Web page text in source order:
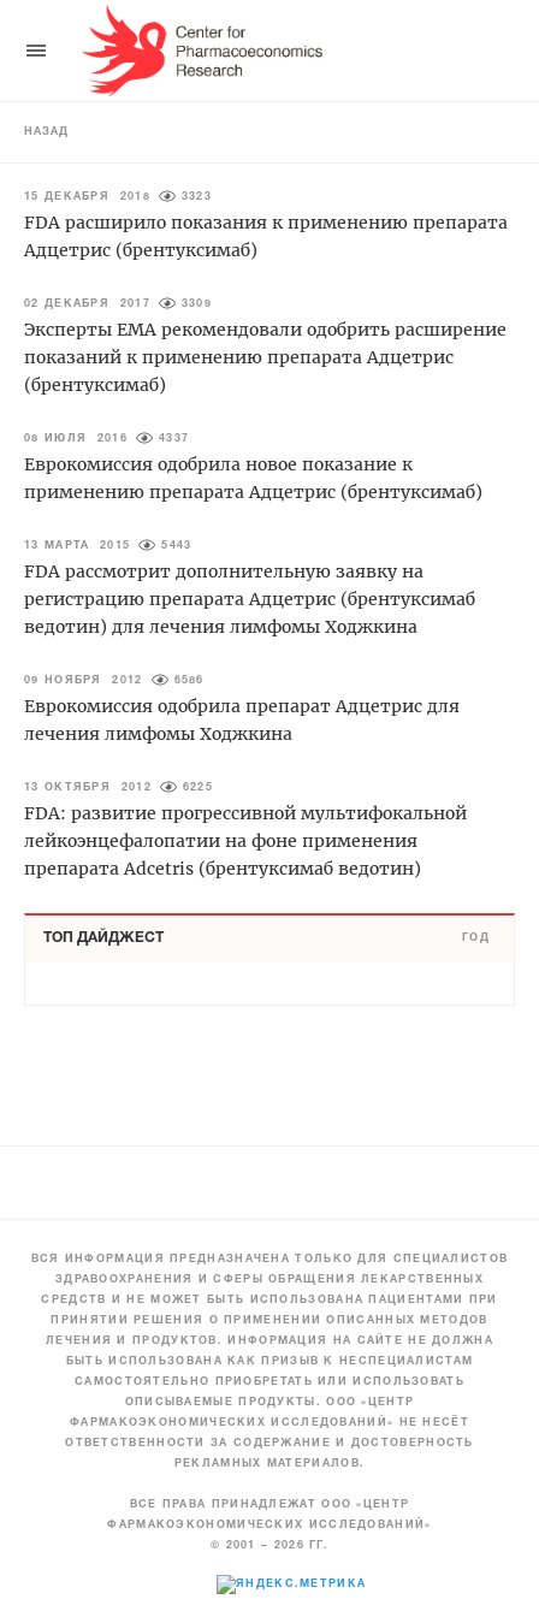
НАЗАД
15 ДЕКАБРЯ 2018 3323
FDA расширило показания к применению препарата
Адцетрис (брентуксимаб)
02 ДЕКАБРЯ 2017 3309
Эксперты ЕМА рекомендовали одобрить расширение
показаний к применению препарата Адцетрис
(брентуксимаб)
08 ИЮЛЯ 2016 4337
Еврокомиссия одобрила новое показание к
применению препарата Адцетрис (брентуксимаб)
13 МАРТА 2015 5443
FDA рассмотрит дополнительную заявку на
регистрацию препарата Адцетрис (брентуксимаб
ведотин) для лечения лимфомы Ходжкина
09 НОЯБРЯ 2012 6586
Еврокомиссия одобрила препарат Адцетрис для
лечения лимфомы Ходжкина
13 ОКТЯБРЯ 2012 6225
FDA: развитие прогрессивной мультифокальной
лейкоэнцефалопатии на фоне применения
препарата Adcetris (брентуксимаб ведотин)
ТОП ДАЙДЖЕСТ ГОД
ВСЯ ИНФОРМАЦИЯ ПРЕДНАЗНАЧЕНА ТОЛЬКО ДЛЯ СПЕЦИАЛИСТОВ
ЗДРАВООХРАНЕНИЯ И СФЕРЫ ОБРАЩЕНИЯ ЛЕКАРСТВЕННЫХ
СРЕДСТВ И НЕ МОЖЕТ БЫТЬ ИСПОЛЬЗОВАНА ПАЦИЕНТАМИ ПРИ
ПРИНЯТИИ РЕШЕНИЯ О ПРИМЕНЕНИИ ОПИСАННЫХ МЕТОДОВ
ЛЕЧЕНИЯ И ПРОДУКТОВ. ИНФОРМАЦИЯ НА САЙТЕ НЕ ДОЛЖНА
БЫТЬ ИСПОЛЬЗОВАНА КАК ПРИЗЫВ К НЕСПЕЦИАЛИСТАМ
САМОСТОЯТЕЛЬНО ПРИОБРЕТАТЬ ИЛИ ИСПОЛЬЗОВАТЬ
ОПИСЫВАЕМЫЕ ПРОДУКТЫ. ООО «ЦЕНТР
ФАРМАКОЭКОНОМИЧЕСКИХ ИССЛЕДОВАНИЙ» НЕ НЕСЁТ
ОТВЕТСТВЕННОСТИ ЗА СОДЕРЖАНИЕ И ДОСТОВЕРНОСТЬ
РЕКЛАМНЫХ МАТЕРИАЛОВ.
ВСЕ ПРАВА ПРИНАДЛЕЖАТ ООО «ЦЕНТР
ФАРМАКОЭКОНОМИЧЕСКИХ ИССЛЕДОВАНИЙ»
© 2001 – 2026 ГГ.